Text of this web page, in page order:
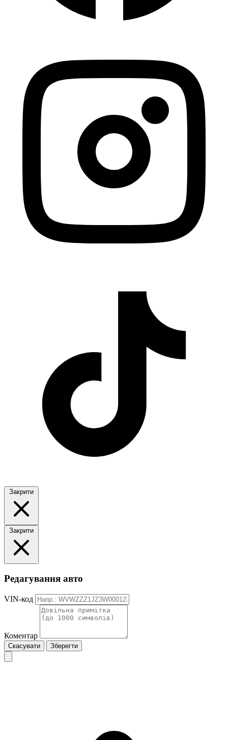
Закрити
Закрити
Редагування авто
VIN-код
Коментар
Скасувати Зберегти